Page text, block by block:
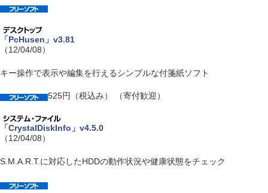
「PcHusen」v3.81
（12/04/08）
キー操作で表示や編集を行えるシンプルな付箋紙ソフト
525円（税込み） （寄付歓迎）
「CrystalDiskInfo」v4.5.0
（12/04/08）
S.M.A.R.T.に対応したHDDの動作状況や健康状態をチェック